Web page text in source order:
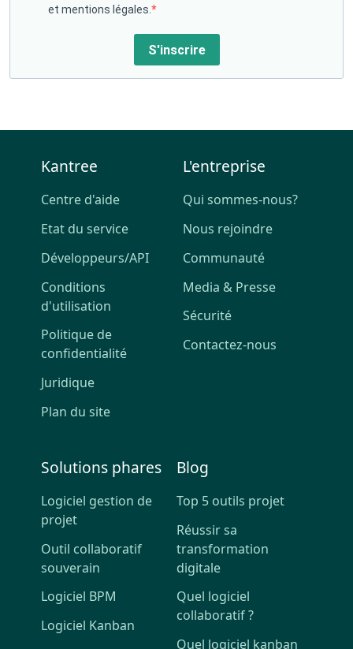
et mentions légales.
S'inscrire
Kantree
Centre d'aide
Etat du service
Développeurs/API
Conditions
d'utilisation
Politique de
confidentialité
Juridique
Plan du site
L'entreprise
Qui sommes-nous?
Nous rejoindre
Communauté
Media & Presse
Sécurité
Contactez-nous
Solutions phares
Logiciel gestion de
projet
Outil collaboratif
souverain
Logiciel BPM
Logiciel Kanban
Blog
Top 5 outils projet
Réussir sa
transformation
digitale
Quel logiciel
collaboratif ?
Quel logiciel kanban